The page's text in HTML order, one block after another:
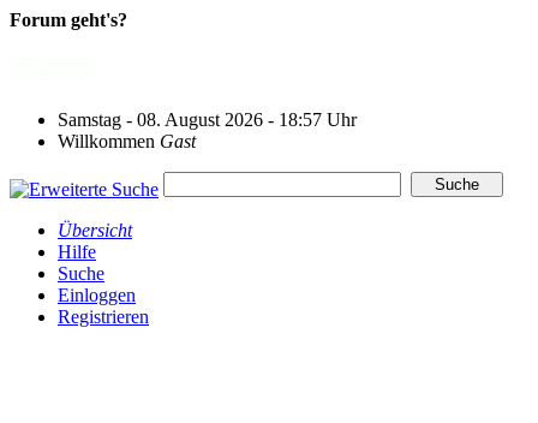
Forum geht's?
Samstag - 08. August 2026 - 18:57 Uhr
Willkommen Gast
Übersicht
Hilfe
Suche
Einloggen
Registrieren